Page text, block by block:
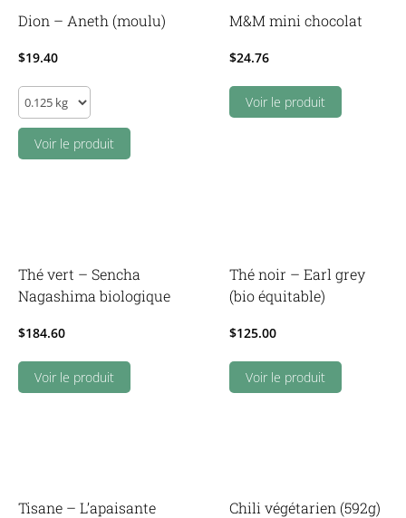
Dion – Aneth (moulu)
$19.40
Dion
-
Aneth
Voir le produit
M&M mini chocolat
$24.76
Voir le produit
Thé vert – Sencha
Nagashima biologique
$184.60
Voir le produit
Thé noir – Earl grey
(bio équitable)
$125.00
Voir le produit
Tisane – L’apaisante
Chili végétarien (592g)